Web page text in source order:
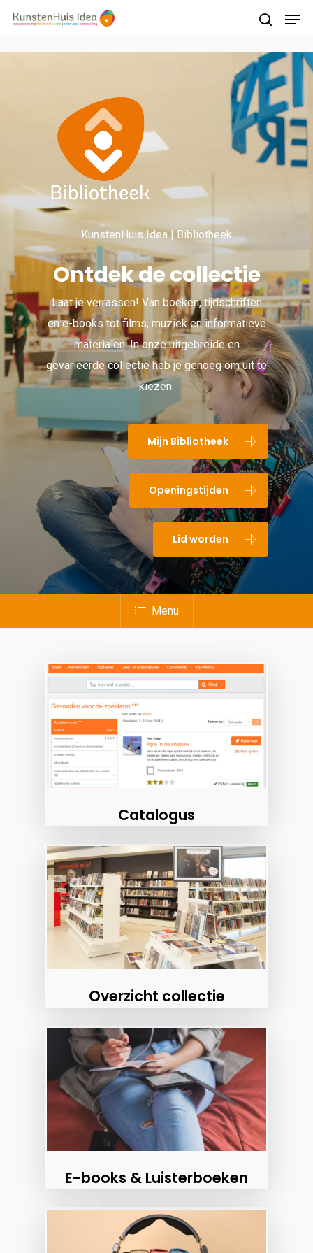
Druk op Enter om te starten met zoeken of
druk op ESC om te sluiten
KunstenHuis Idea | Bibliotheek
Ontdek de collectie
Laat je verrassen! Van boeken, tijdschriften
en e-books tot films, muziek en informatieve
materialen. In onze uitgebreide en
gevarieerde collectie heb je genoeg om uit te
kiezen.
Mijn Bibliotheek
Openingstijden
Lid worden
Menu
Catalogus
Overzicht collectie
E-books & Luisterboeken